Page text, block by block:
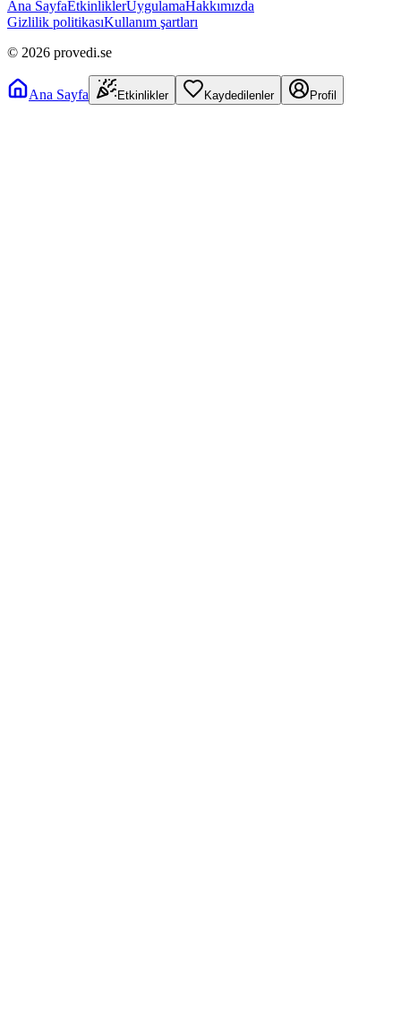
Ana SayfaEtkinliklerUygulamaHakkımızda
Gizlilik politikasıKullanım şartları
© 2026 provedi.se
Ana Sayfa Etkinlikler Kaydedilenler Profil